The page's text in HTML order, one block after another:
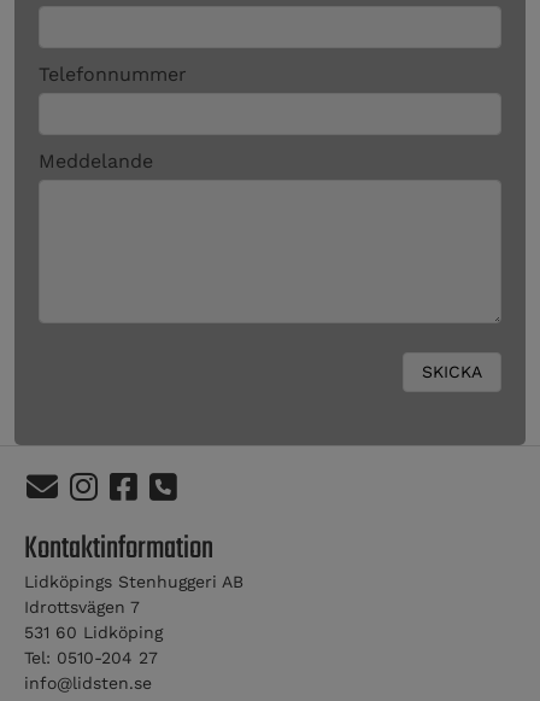
Telefonnummer
Meddelande
Kontaktinformation
Lidköpings Stenhuggeri AB
Idrottsvägen 7
531 60 Lidköping
Tel: 0510-204 27
info@lidsten.se